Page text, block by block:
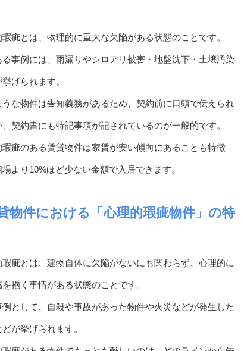
疵とは、物理的に重大な欠陥がある状態のことです。
る事例には、雨漏りやシロアリ被害・地盤沈下・土壌汚染
げられます。
うな物件は告知義務があるため、契約前に口頭で伝えられ
、契約書にも特記事項が記されているのが一般的です。
瑕疵のある賃貸物件は家賃が安い傾向にあることも特徴
場より10%ほど少ない金額で入居できます。
物件における「心理的瑕疵物件」の特
瑕疵とは、建物自体に欠陥がないにも関わらず、心理的に
抱く事情がある状態のことです。
例として、自殺や事故があった物件や火災などが発生した
が挙げられます。